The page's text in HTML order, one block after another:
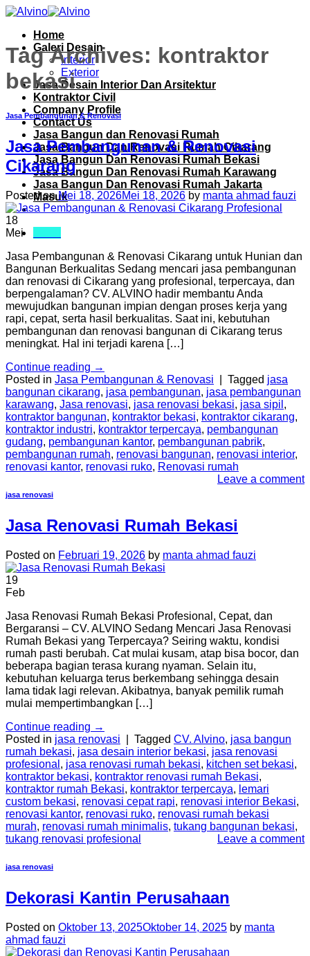
Skip
contentHome
Galeri Desain
Interior
Exterior
Jasa Desain Interior Dan Arsitektur
Kontraktor Civil
Company Profile
Contact Us
Jasa Bangun dan Renovasi Rumah
Jasa Bangun Dan Renovasi Rumah Cikarang
Jasa Bangun Dan Renovasi Rumah Bekasi
Jasa Bangun Dan Renovasi Rumah Karawang
Jasa Bangun Dan Renovasi Rumah Jakarta
Masuk
Tag Archives: kontraktor
bekasi
Jasa Pembangunan & Renovasi
Jasa Pembangunan & Renovasi
Cikarang
Posted onMei 18, 2026Mei 18, 2026 by manta ahmad fauzi
18
Mei
Jasa Pembangunan & Renovasi Cikarang untuk Hunian dan
Bangunan Berkualitas Sedang mencari jasa pembangunan
dan renovasi di Cikarang yang profesional, terpercaya, dan
berpengalaman? CV. ALVINO hadir membantu Anda
mewujudkan bangunan impian dengan proses kerja yang
rapi, cepat, serta hasil berkualitas. Saat ini, kebutuhan
pembangunan dan renovasi bangunan di Cikarang terus
meningkat. Hal ini terjadi karena […]
Continue reading →
Posted in Jasa Pembangunan & Renovasi Tagged jasa
bangunan cikarang, jasa pembangunan, jasa pembangunan
karawang, Jasa renovasi, jasa renovasi bekasi, jasa sipil ,
kontraktor bangunan, kontraktor bekasi, kontraktor cikarang,
kontraktor industri, kontraktor terpercaya, pembangunan
gudang, pembangunan kantor, pembangunan pabrik,
pembangunan rumah, renovasi bangunan, renovasi interior,
renovasi kantor, renovasi ruko, Renovasi rumah
Leave a comment
jasa renovasi
Jasa Renovasi Rumah Bekasi
Posted on Februari 19, 2026 by manta ahmad fauzi
19
Feb
Jasa Renovasi Rumah Bekasi Profesional, Cepat, dan
Bergaransi – CV. ALVINO Sedang Mencari Jasa Renovasi
Rumah Bekasi yang Terpercaya? Seiring waktu, kondisi
rumah pasti berubah. Cat mulai kusam, atap bisa bocor, dan
beberapa bagian terasa kurang nyaman. Selain itu,
kebutuhan keluarga terus berkembang sehingga desain
lama tidak lagi relevan. Akibatnya, banyak pemilik rumah
mulai mempertimbangkan […]
Continue reading →
Posted in jasa renovasi Tagged CV. Alvino, jasa bangun
rumah bekasi, jasa desain interior bekasi, jasa renovasi
profesional , jasa renovasi rumah bekasi, kitchen set bekasi,
kontraktor bekasi, kontraktor renovasi rumah Bekasi,
kontraktor rumah Bekasi, kontraktor terpercaya, lemari
custom bekasi, renovasi cepat rapi, renovasi interior Bekasi,
renovasi kantor, renovasi ruko, renovasi rumah bekasi
murah, renovasi rumah minimalis, tukang bangunan bekasi,
tukang renovasi profesional
Leave a comment
jasa renovasi
Dekorasi Kantin Perusahaan
Posted on Oktober 13, 2025Oktober 14, 2025 by manta
ahmad fauzi